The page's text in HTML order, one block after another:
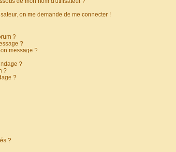
on me demande de me connecter !
?
?
message ?
?
?
?
?